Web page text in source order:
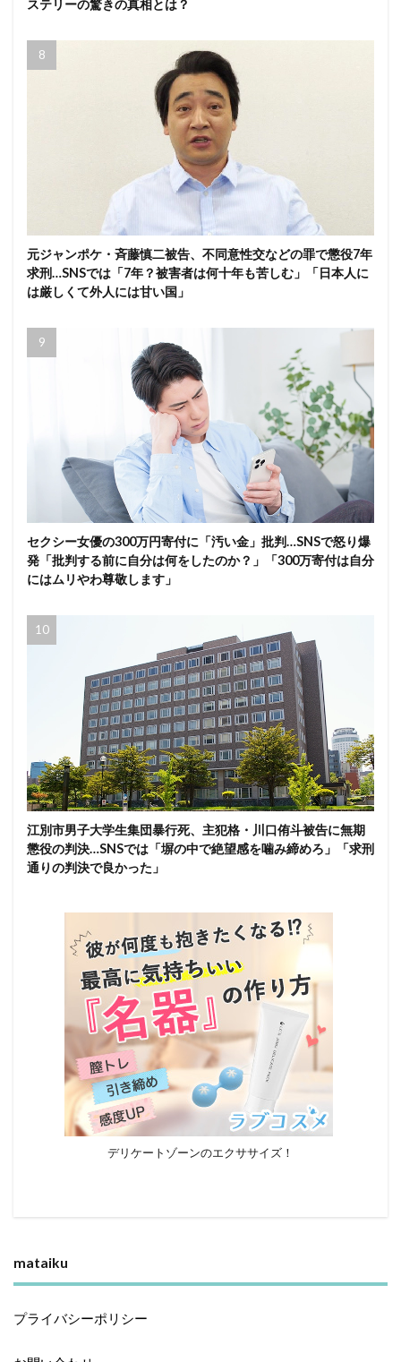
ステリーの驚きの真相とは？
元ジャンポケ・斉藤慎二被告、不同意性交などの罪で懲役7年
求刑…SNSでは「7年？被害者は何十年も苦しむ」「日本人に
は厳しくて外人には甘い国」
セクシー女優の300万円寄付に「汚い金」批判…SNSで怒り爆
発「批判する前に自分は何をしたのか？」「300万寄付は自分
にはムリやわ尊敬します」
江別市男子大学生集団暴行死、主犯格・川口侑斗被告に無期
懲役の判決…SNSでは「塀の中で絶望感を噛み締めろ」「求刑
通りの判決で良かった」
デリケートゾーンのエクササイズ！
mataiku
プライバシーポリシー